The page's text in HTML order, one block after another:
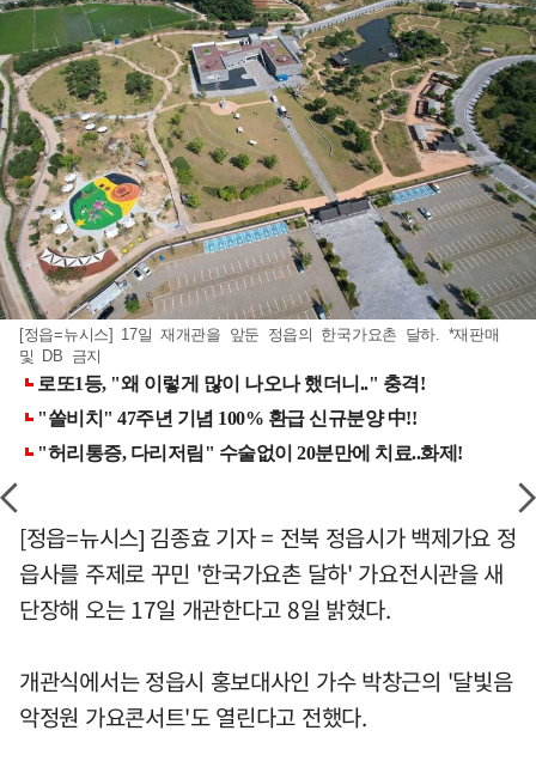
[정읍=뉴시스] 17일 재개관을 앞둔 정읍의 한국가요촌 달하. *재판매
및 DB 금지
[정읍=뉴시스] 김종효 기자 = 전북 정읍시가 백제가요 정
읍사를 주제로 꾸민 '한국가요촌 달하' 가요전시관을 새
단장해 오는 17일 개관한다고 8일 밝혔다.
개관식에서는 정읍시 홍보대사인 가수 박창근의 '달빛음
악정원 가요콘서트'도 열린다고 전했다.